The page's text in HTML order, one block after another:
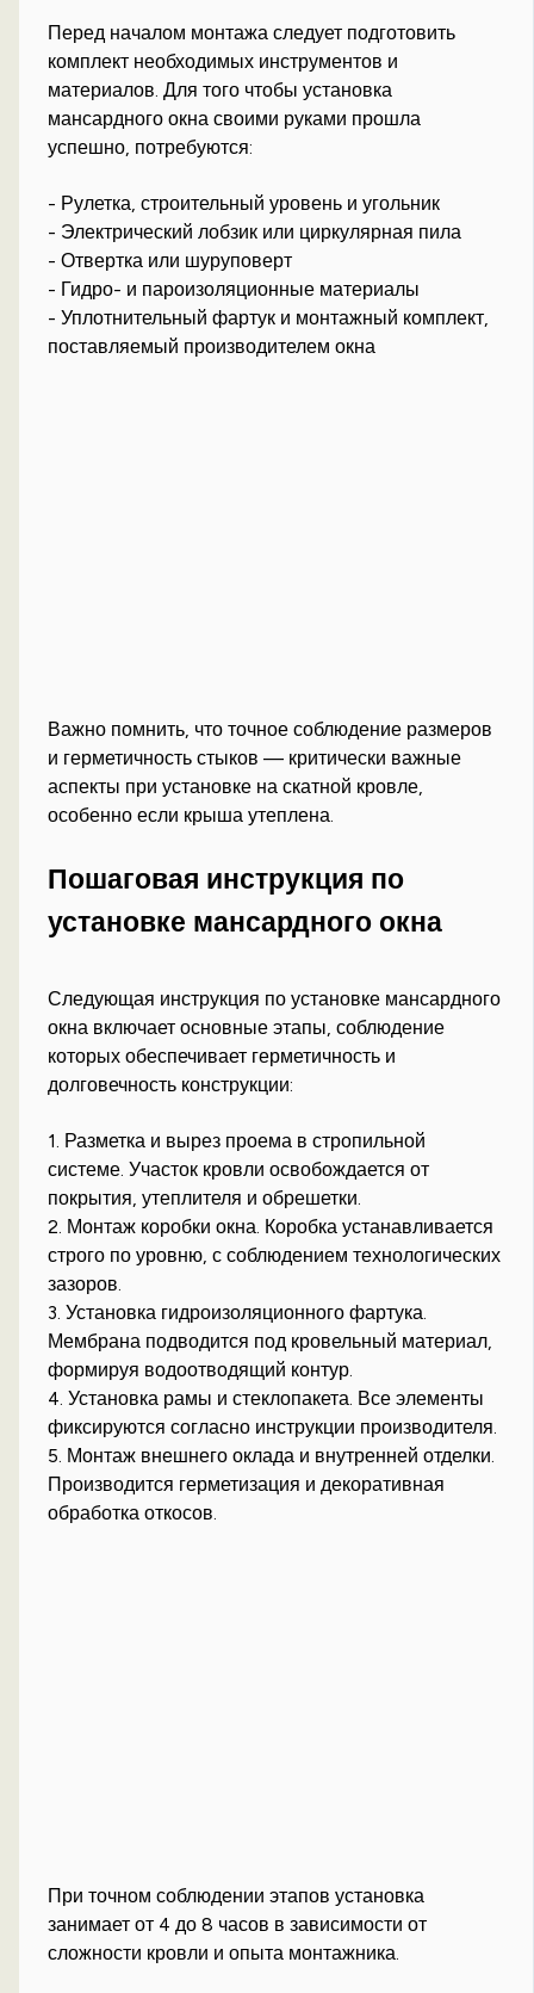
Перед началом монтажа следует подготовить
комплект необходимых инструментов и
материалов. Для того чтобы установка
мансардного окна своими руками прошла
успешно, потребуются:
- Рулетка, строительный уровень и угольник
- Электрический лобзик или циркулярная пила
- Отвертка или шуруповерт
- Гидро- и пароизоляционные материалы
- Уплотнительный фартук и монтажный комплект,
поставляемый производителем окна
Важно помнить, что точное соблюдение размеров
и герметичность стыков — критически важные
аспекты при установке на скатной кровле,
особенно если крыша утеплена.
Пошаговая инструкция по
установке мансардного окна
Следующая инструкция по установке мансардного
окна включает основные этапы, соблюдение
которых обеспечивает герметичность и
долговечность конструкции:
1. Разметка и вырез проема в стропильной
системе. Участок кровли освобождается от
покрытия, утеплителя и обрешетки.
2. Монтаж коробки окна. Коробка устанавливается
строго по уровню, с соблюдением технологических
зазоров.
3. Установка гидроизоляционного фартука.
Мембрана подводится под кровельный материал,
формируя водоотводящий контур.
4. Установка рамы и стеклопакета. Все элементы
фиксируются согласно инструкции производителя.
5. Монтаж внешнего оклада и внутренней отделки.
Производится герметизация и декоративная
обработка откосов.
При точном соблюдении этапов установка
занимает от 4 до 8 часов в зависимости от
сложности кровли и опыта монтажника.